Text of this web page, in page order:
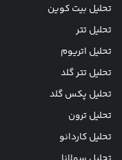
تحلیل بیت کوین
تحلیل تتر
تحلیل اتریوم
تحلیل تتر گلد
تحلیل پکس گلد
تحلیل ترون
تحلیل کاردانو